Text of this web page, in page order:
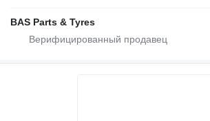
BAS Parts & Tyres